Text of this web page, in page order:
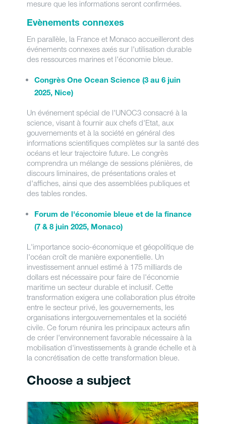
mesure que les informations seront confirmées.
Evènements connexes
En parallèle, la France et Monaco accueilleront des
événements connexes axés sur l'utilisation durable
des ressources marines et l'économie bleue.
Congrès One Ocean Science (3 au 6 juin
2025, Nice)
Un événement spécial de l'UNOC3 consacré à la
science, visant à fournir aux chefs d'Etat, aux
gouvernements et à la société en général des
informations scientifiques complètes sur la santé des
océans et leur trajectoire future. Le congrès
comprendra un mélange de sessions plénières, de
discours liminaires, de présentations orales et
d'affiches, ainsi que des assemblées publiques et
des tables rondes.
Forum de l'économie bleue et de la finance
(7 & 8 juin 2025, Monaco)
L'importance socio-économique et géopolitique de
l'océan croît de manière exponentielle. Un
investissement annuel estimé à 175 milliards de
dollars est nécessaire pour faire de l'économie
maritime un secteur durable et inclusif. Cette
transformation exigera une collaboration plus étroite
entre le secteur privé, les gouvernements, les
organisations intergouvernementales et la société
civile. Ce forum réunira les principaux acteurs afin
de créer l'environnement favorable nécessaire à la
mobilisation d'investissements à grande échelle et à
la concrétisation de cette transformation bleue.
Choose a subject